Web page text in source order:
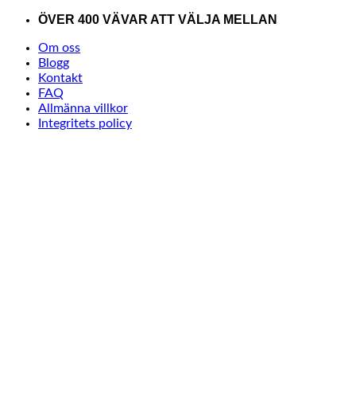
Skip
content
ÖVER 400 VÄVAR ATT VÄLJA MELLAN
Om oss
Blogg
Kontakt
FAQ
Allmänna villkor
Integritets policy